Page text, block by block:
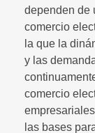
dependen de
comercio
la que la
y las
comercio
las bases